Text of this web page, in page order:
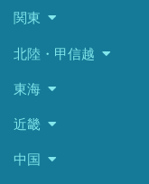
関東
北陸・甲信越
東海
近畿
中国